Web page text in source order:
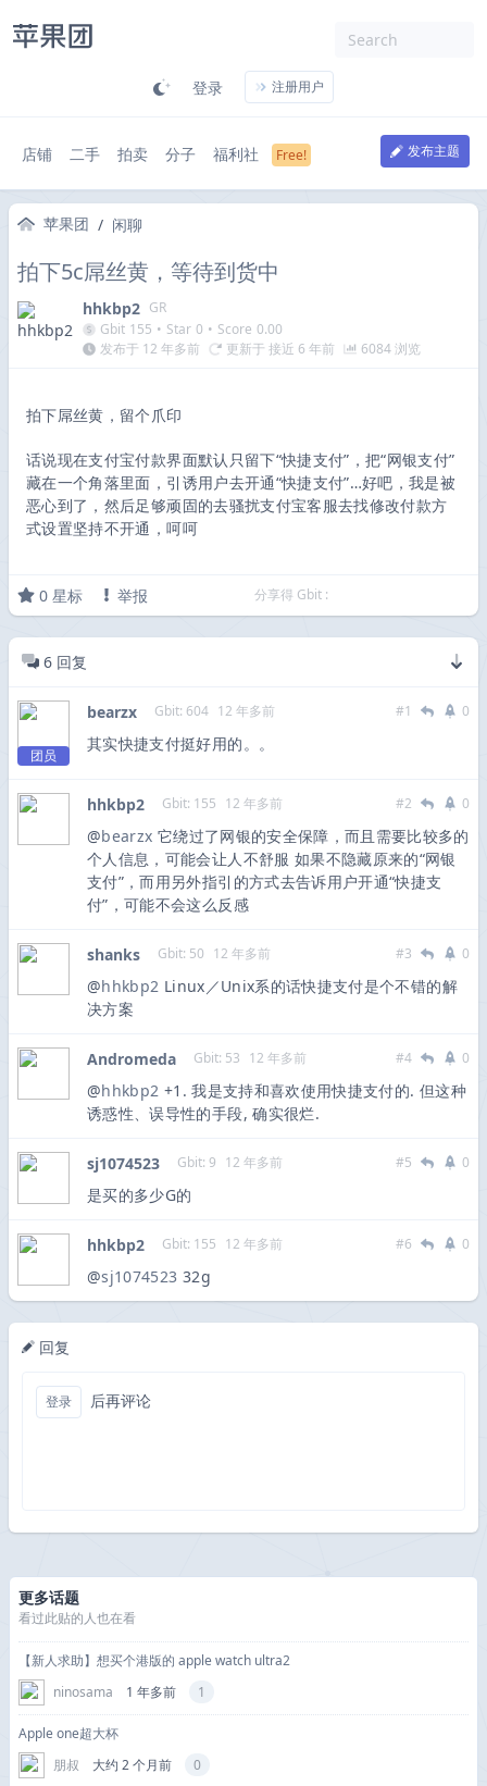
登录 注册用户
店铺 二手 拍卖 分子 福利社 发布主题
苹果团 / 闲聊
拍下5c屌丝黄，等待到货中
hhkbp2 GR
Gbit 155 • Star 0 • Score 0.00
发布于 12 年多前
更新于 接近 6 年前 6084 浏览
拍下屌丝黄，留个爪印
话说现在支付宝付款界面默认只留下“快捷支付”，把“网银支付”
藏在一个角落里面，引诱用户去开通“快捷支付”…好吧，我是被
恶心到了，然后足够顽固的去骚扰支付宝客服去找修改付款方
式设置坚持不开通，呵呵
0 星标 举报 分享得 Gbit :
6 回复
团员
bearzx Gbit: 604 12 年多前 #1 0
其实快捷支付挺好用的。。
hhkbp2 Gbit: 155 12 年多前 #2 0
@bearzx 它绕过了网银的安全保障，而且需要比较多的
个人信息，可能会让人不舒服 如果不隐藏原来的“网银
支付”，而用另外指引的方式去告诉用户开通“快捷支
付”，可能不会这么反感
shanks Gbit: 50 12 年多前 #3 0
@hhkbp2 Linux／Unix系的话快捷支付是个不错的解
决方案
Andromeda Gbit: 53 12 年多前 #4 0
@hhkbp2 +1. 我是支持和喜欢使用快捷支付的. 但这种
诱惑性、误导性的手段, 确实很烂.
sj1074523 Gbit: 9 12 年多前 #5 0
是买的多少G的
hhkbp2 Gbit: 155 12 年多前 #6 0
@sj1074523 32g
回复
登录 后再评论
更多话题
看过此贴的人也在看
【新人求助】想买个港版的 apple watch ultra2
ninosama
1 年多前 1
Apple one超大杯
朋叔
大约 2 个月前 0